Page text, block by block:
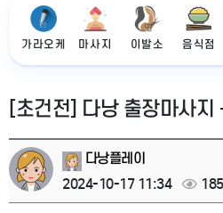
가라오케 마사지 이발소 음식점
[초건전] 다낭 출장마사지
다낭플레이
2024-10-17 11:34